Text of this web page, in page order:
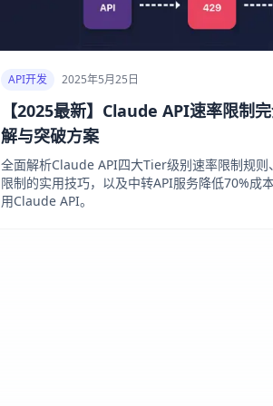
API开发 2025年5月25日
【2025最新】Claude API速率限制
解与突破方案
全面解析Claude API四大Tier级别速率限制规
限制的实用技巧，以及中转API服务降低70%成
用Claude API。